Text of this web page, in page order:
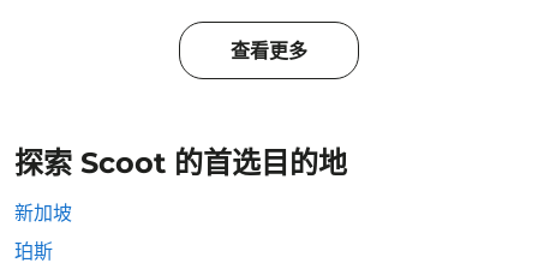
查看更多
探索 Scoot 的首选目的地
新加坡
珀斯